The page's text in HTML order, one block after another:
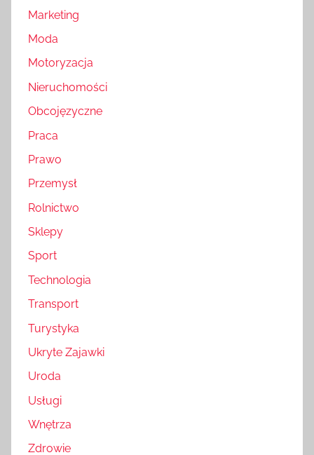
Marketing
Moda
Motoryzacja
Nieruchomości
Obcojęzyczne
Praca
Prawo
Przemysł
Rolnictwo
Sklepy
Sport
Technologia
Transport
Turystyka
Ukryte Zajawki
Uroda
Usługi
Wnętrza
Zdrowie